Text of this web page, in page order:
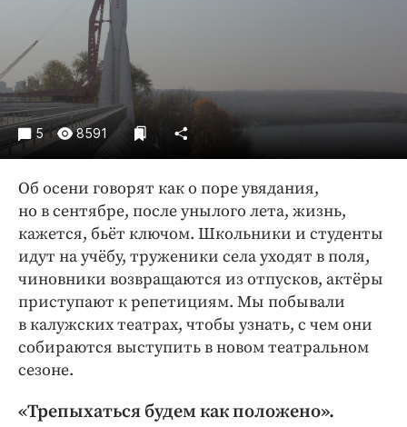
Происшествия
Спорт
Экономика и бизнес
ПРОЕКТЫ
Блоги
Медиаперсона
Интересное чтиво
Клиника года
Бренд года
Работодатель года
5 8591
Об осени говорят как о поре увядания,
но в сентябре, после унылого лета, жизнь,
кажется, бьёт ключом. Школьники и студенты
идут на учёбу, труженики села уходят в поля,
чиновники возвращаются из отпусков, актёры
приступают к репетициям. Мы побывали
в калужских театрах, чтобы узнать, с чем они
собираются выступить в новом театральном
сезоне.
«Трепыхаться будем как положено».